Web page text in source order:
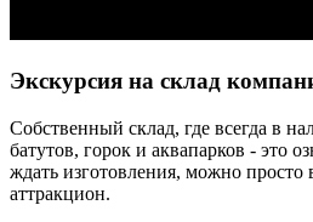
Экскурсия на склад
Cобственный склад, где всегда в
батутов, горок и аквапарков - это
ждать изготовления, можно просто
аттракцион.